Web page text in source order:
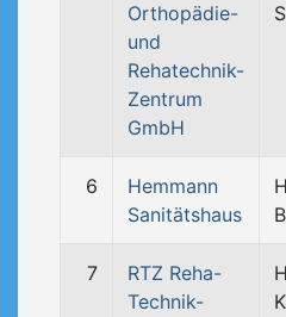
Orthopädie-
und
Rehatechnik-
Zentrum
GmbH
6
Hemmann
Sanitätshaus
7
RTZ Reha-
Technik-